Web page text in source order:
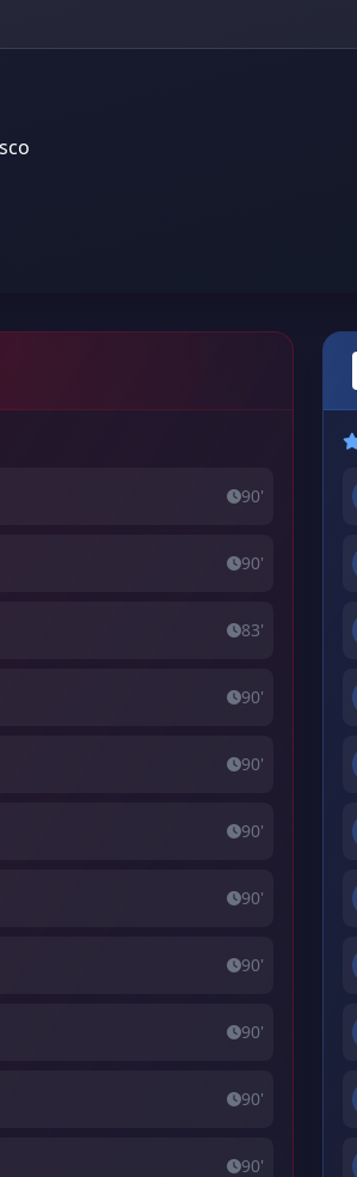
90'
90'
83'
90'
90'
90'
90'
90'
90'
90'
90'